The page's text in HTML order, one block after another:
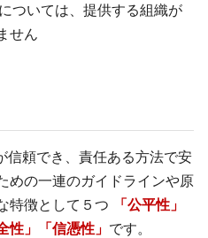
ついては、提供する組織が
せん
信頼でき、責任ある方法で安
めの一連のガイドラインや原
特徴として５つ
「公平性」
性」「信憑性」 です。